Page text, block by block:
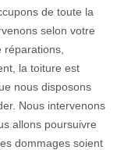
de toute la
selon votre
la toiture est
nous disposons
Nous intervenons
allons poursuivre
dommages soient